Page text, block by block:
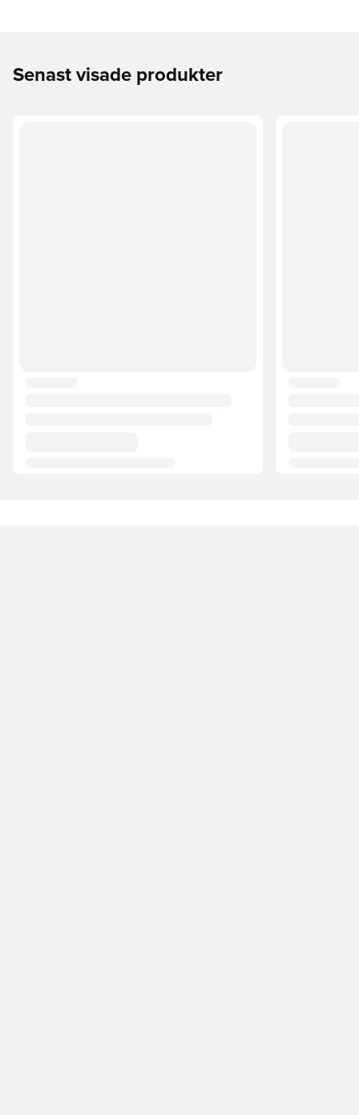
Senast visade produkter